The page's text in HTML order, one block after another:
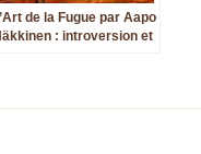
de la Fugue par Aapo
: introversion et